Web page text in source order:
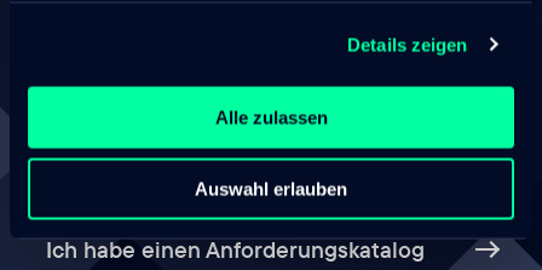
Details zeigen
Alle zulassen
Auswahl erlauben
Ich habe einen Anforderungskatalog